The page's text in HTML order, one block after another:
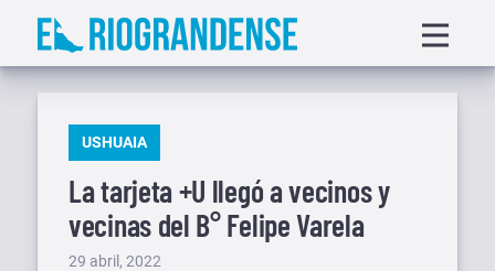
Saltar
menu
PUBLICADO
USHUAIA
La tarjeta +U llegó a vecinos y
vecinas del B° Felipe Varela
Publicado
29 abril, 2022